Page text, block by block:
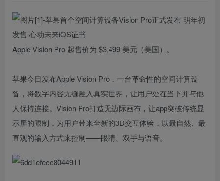
Apple Vision Pro 起售价为 $3,499 美元（美国）。
苹果今日发布Apple Vision Pro，一台革命性的空间计算设
备，将数字内容无缝融入真实世界，让用户处在当下并与他
人保持连接。Vision Pro打造无边际画布，让app突破传统显
示屏的限制，为用户带来全新的3D交互体验，以最自然、最
直观的输入方式来控制——眼睛、双手与语音。